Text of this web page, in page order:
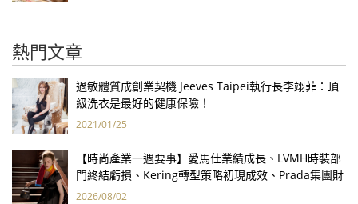
熱門文章
過敏體質成創業契機 Jeeves Taipei執行長李翊菲：頂
級洗衣是最好的健康保險！
2021/01/25
【時尚產業一週要事】愛馬仕業績成長、LVMH時裝部
門終結虧損、Kering轉型策略初現成效、Prada集團財
報亮眼
2026/08/02